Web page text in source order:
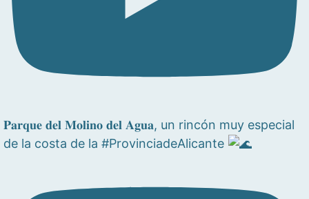
𝐏𝐚𝐫𝐪𝐮𝐞 𝐝𝐞𝐥 𝐌𝐨𝐥𝐢𝐧𝐨 𝐝𝐞𝐥 𝐀𝐠𝐮𝐚, un rincón muy especial
de la costa de la #ProvinciadeAlicante